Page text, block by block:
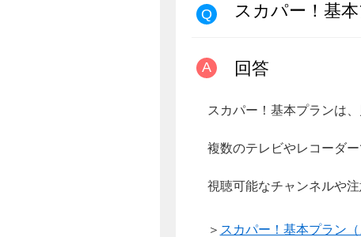
スカパー！基
回答
スカパー！基本プランは
複数のテレビやレコーダ
視聴可能なチャンネルや
＞ スカパー！基本プラン